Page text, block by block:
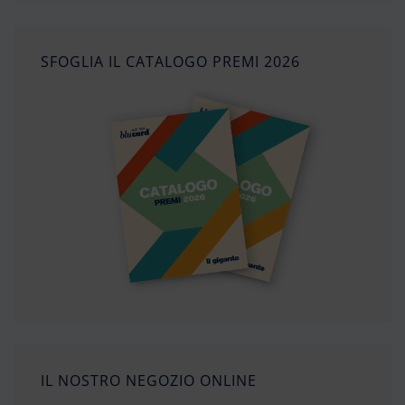
SFOGLIA IL CATALOGO PREMI 2026
IL NOSTRO NEGOZIO ONLINE